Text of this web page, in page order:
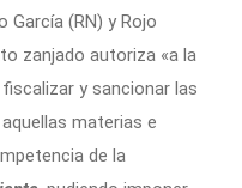
García (RN) y Rojo
zanjado autoriza «a la
y sancionar las
materias e
de la